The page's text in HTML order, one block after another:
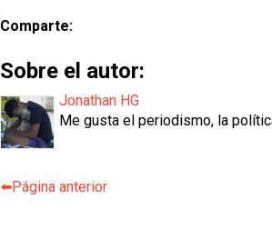
Comparte:
Sobre el autor:
Jonathan HG
Me gusta el periodismo, la
⬅️Página anterior